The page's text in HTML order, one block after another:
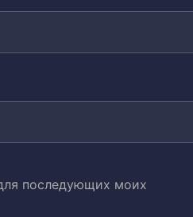
последующих моих